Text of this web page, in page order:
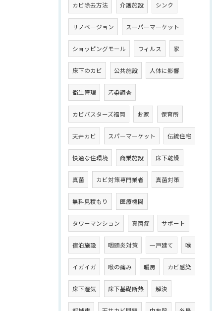
カビ除去方法 介護施設 シンク
リノベ―ジョン スーパーマーケット
ショッピングモール ウィルス 家
床下のカビ 公共施設 人体に影響
衛生管理 汚染調査
カビバスターズ福岡 お家 保育所
天井カビ スパーマーケット 伝統住宅
快適な住環境 商業施設 床下乾燥
真菌 カビ対策専門業者 真菌対策
無料見積もり 医療機関
タワーマンション 真菌症 サポート
宿泊施設 咽頭炎対策 一戸建て 喉
イガイガ 喉の痛み 暖房 カビ感染
床下湿気 床下基礎断熱 解決